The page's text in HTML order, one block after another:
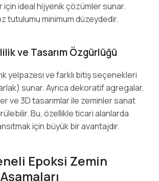
ideal hijyenik çözümler sunar.
tutulumu minimum düzeydedir.
ve Tasarım Özgürlüğü
yelpazesi ve farklı bitiş seçenekleri
sunar. Ayrıca dekoratif agregalar,
ve 3D tasarımlar ile zeminler sanat
Bu, özellikle ticari alanlarda
için büyük bir avantajdır.
Epoksi Zemin